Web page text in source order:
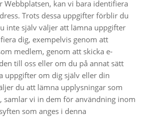
Webbplatsen, kan vi bara identifiera
Trots dessa uppgifter förblir du
inte själv väljer att lämna uppgifter
dig, exempelvis genom att
medlem, genom att skicka e-
till oss eller om du på annat sätt
uppgifter om dig själv eller din
du att lämna upplysningar som
samlar vi in dem för användning inom
som anges i denna